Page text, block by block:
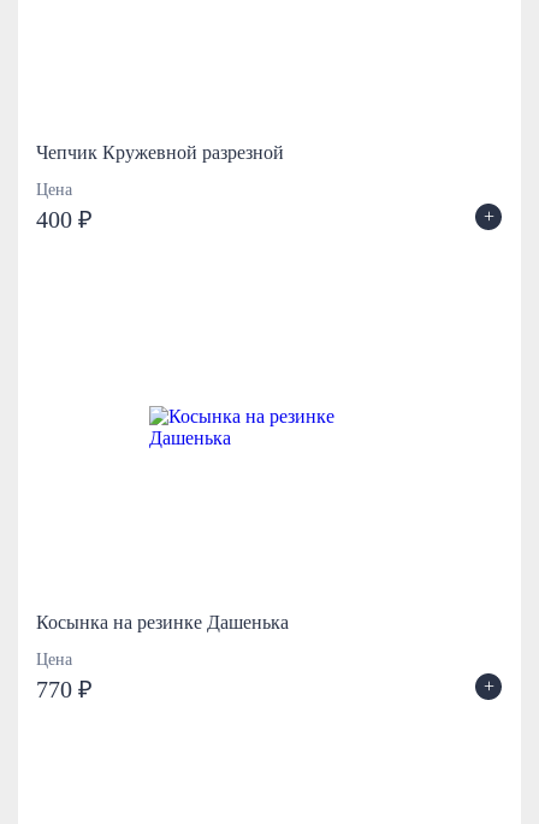
Чепчик Кружевной разрезной
Цена
400 ₽ +
Косынка на резинке Дашенька
Цена
770 ₽ +